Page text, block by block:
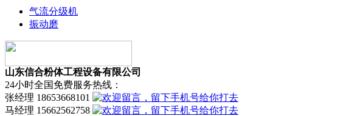
气流分级机
振动磨
山东信合粉体工程设备有限公司
24小时全国免费服务热线：
张经理 18653668101
马经理 15662562758